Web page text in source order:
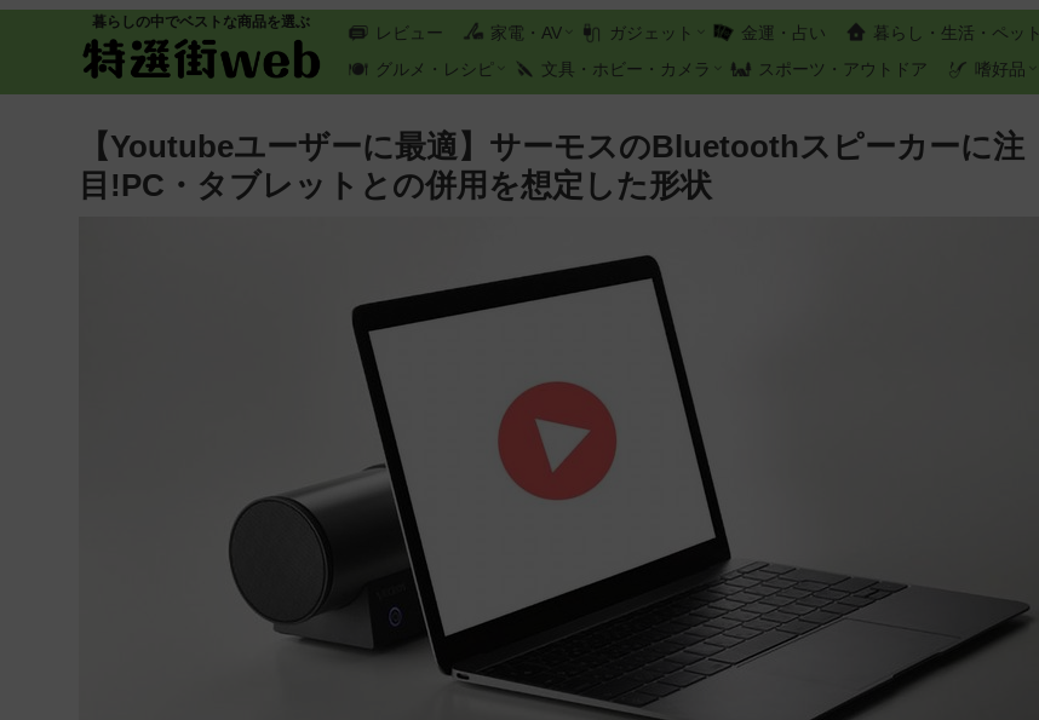
暮らしの中でベストな商品を選ぶ
レビュー 家電・AV ガジェット 金運・占い 暮らし・生活・ペット
グルメ・レシピ
文具・ホビー・カメラ スポーツ・アウトドア 嗜好品
【Youtubeユーザーに最適】サーモスのBluetoothスピーカーに注
目!PC・タブレットとの併用を想定した形状